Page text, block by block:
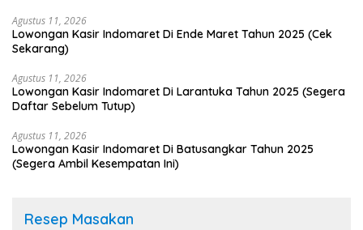
Agustus 11, 2026
Lowongan Kasir Indomaret Di Ende Maret Tahun 2025 (Cek
Sekarang)
Agustus 11, 2026
Lowongan Kasir Indomaret Di Larantuka Tahun 2025 (Segera
Daftar Sebelum Tutup)
Agustus 11, 2026
Lowongan Kasir Indomaret Di Batusangkar Tahun 2025
(Segera Ambil Kesempatan Ini)
Resep Masakan